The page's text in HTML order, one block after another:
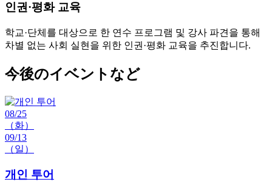
인권·평화 교육
학교·단체를 대상으로 한 연수 프로그램 및 강사 파견을 통해
차별 없는 사회 실현을 위한 인권·평화 교육을 추진합니다.
今後のイベントなど
08/25
（화）
09/13
（일）
개인 투어